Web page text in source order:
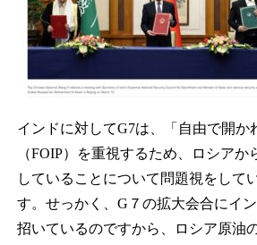
インドに対してG7は、「自由で開か
（FOIP）を重視するため、ロシアか
していることについて問題視をして
す。せっかく、G７の拡大会合にイ
招いているのですから、ロシア原油